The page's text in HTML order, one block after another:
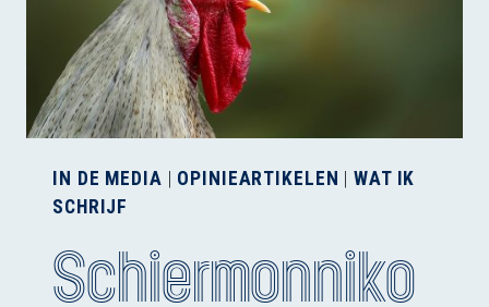
IN DE MEDIA OPINIEARTIKELEN
WAT IK
SCHRIJF
Schiermonniko